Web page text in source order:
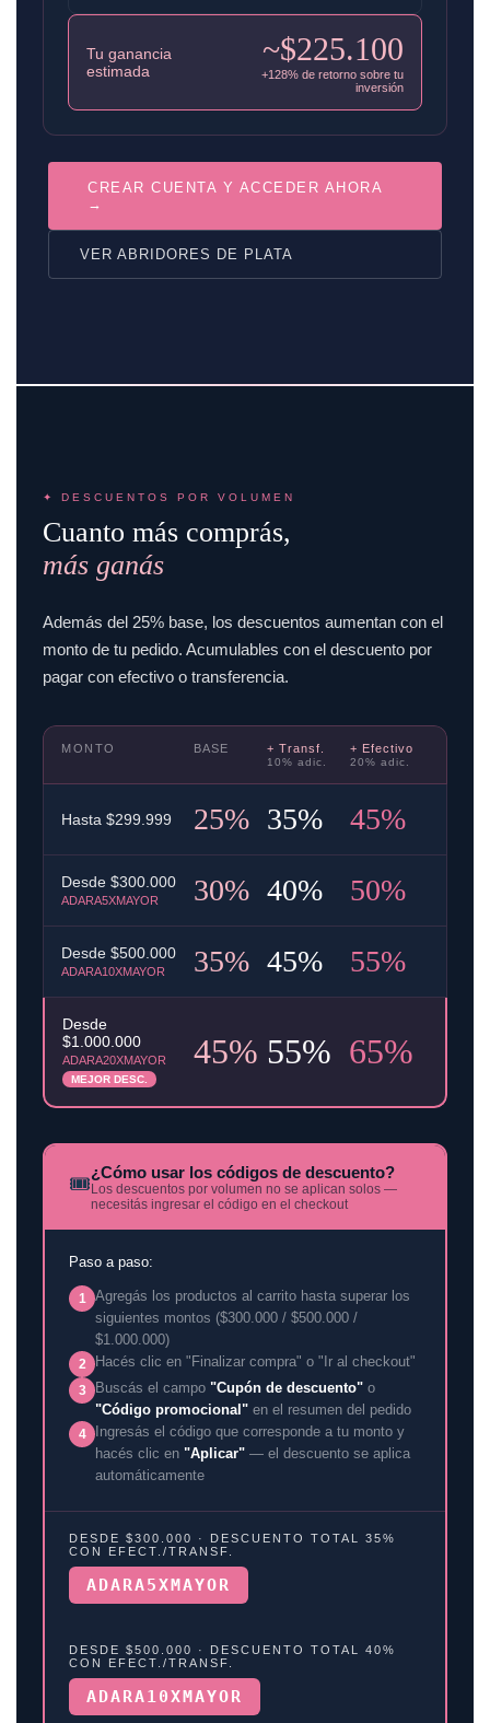
Tu ganancia
estimada
~$225.100
+128% de retorno sobre tu
inversión
CREAR CUENTA Y ACCEDER AHORA
→
VER ABRIDORES DE PLATA
✦ DESCUENTOS POR VOLUMEN
Cuanto más comprás,
más ganás
Además del 25% base, los descuentos aumentan con el
monto de tu pedido. Acumulables con el descuento por
pagar con efectivo o transferencia.
MONTO BASE + Transf.
10% adic.
+ Efectivo
20% adic.
Hasta $299.999 25% 35% 45%
Desde $300.000
ADARA5XMAYOR 30% 40% 50%
Desde $500.000
ADARA10XMAYOR 35% 45% 55%
Desde
$1.000.000
ADARA20XMAYOR
MEJOR DESC.
45% 55% 65%
🎟️¿Cómo usar los códigos de descuento?
Los descuentos por volumen no se aplican solos —
necesitás ingresar el código en el checkout
Paso a paso:
1
Agregás los productos al carrito hasta superar los
siguientes montos ($300.000 / $500.000 /
$1.000.000)
2 Hacés clic en "Finalizar compra" o "Ir al checkout"
3 Buscás el campo "Cupón de descuento" o
"Código promocional" en el resumen del pedido
4
Ingresás el código que corresponde a tu monto y
hacés clic en "Aplicar" — el descuento se aplica
automáticamente
DESDE $300.000 · DESCUENTO TOTAL 35%
CON EFECT./TRANSF.
ADARA5XMAYOR
DESDE $500.000 · DESCUENTO TOTAL 40%
CON EFECT./TRANSF.
ADARA10XMAYOR